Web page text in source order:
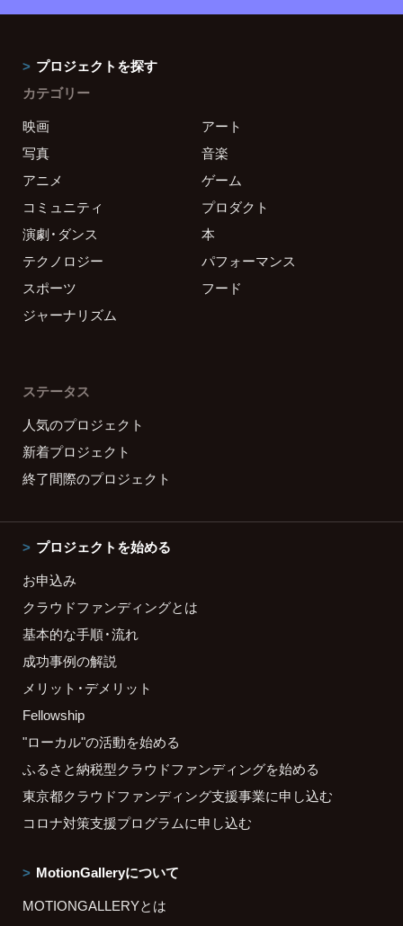
プロジェクトを探す
カテゴリー
映画
アート
写真
音楽
アニメ
ゲーム
コミュニティ
プロダクト
演劇・ダンス
本
テクノロジー
パフォーマンス
スポーツ
フード
ジャーナリズム
ステータス
人気のプロジェクト
新着プロジェクト
終了間際のプロジェクト
プロジェクトを始める
お申込み
クラウドファンディングとは
基本的な手順・流れ
成功事例の解説
メリット・デメリット
Fellowship
"ローカル"の活動を始める
ふるさと納税型クラウドファンディングを始める
東京都クラウドファンディング支援事業に申し込む
コロナ対策支援プログラムに申し込む
MotionGalleryについて
MOTIONGALLERYとは